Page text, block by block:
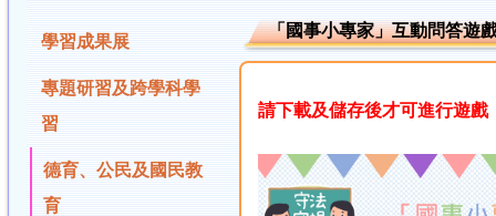
學習成果展
專題研習及跨學科學
習
德育、公民及國民教
育
「國事小專家」互動問答遊
請下載及儲存後才可進行遊戲